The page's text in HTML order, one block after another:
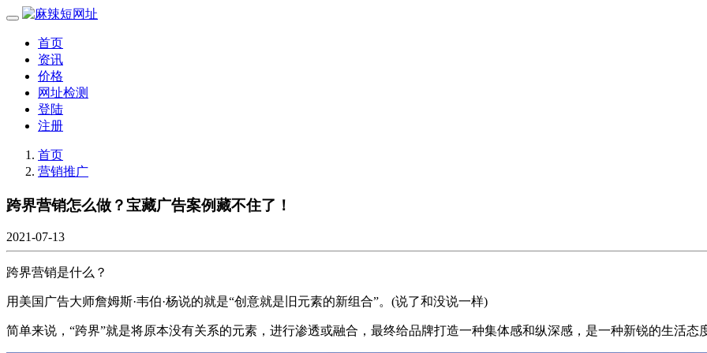
首页
资讯
价格
网址检测
登陆
注册
首页
营销推广
跨界营销怎么做？宝藏广告案例藏不住了！
2021-07-13
跨界营销是什么？
用美国广告大师詹姆斯·韦伯·杨说的就是“创意就是旧元素的新组合”。(说了和没说一样)
简单来说，“跨界”就是将原本没有关系的元素，进行渗透或融合，最终给品牌打造一种集体感和纵深感，是一种新锐的生活态